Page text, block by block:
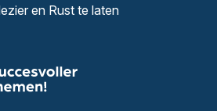
en Rust te laten